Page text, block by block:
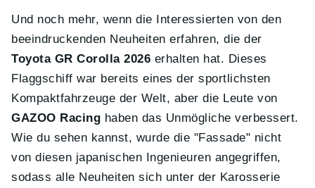
Und noch mehr, wenn die Interessierten von den
beeindruckenden Neuheiten erfahren, die der
Toyota GR Corolla 2026 erhalten hat. Dieses
Flaggschiff war bereits eines der sportlichsten
Kompaktfahrzeuge der Welt, aber die Leute von
GAZOO Racing haben das Unmögliche verbessert.
Wie du sehen kannst, wurde die "Fassade" nicht
von diesen japanischen Ingenieuren angegriffen,
sodass alle Neuheiten sich unter der Karosserie